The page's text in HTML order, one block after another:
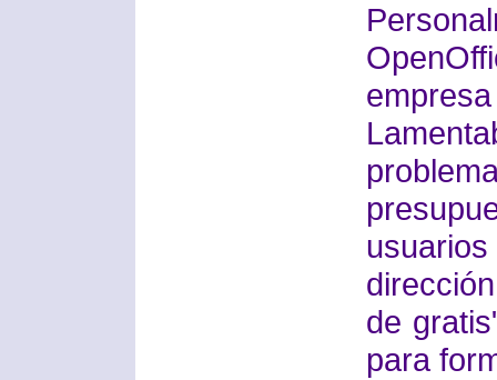
de
para